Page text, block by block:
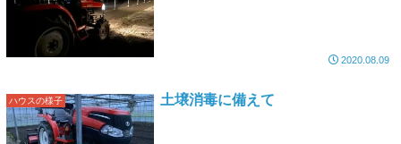
2020.08.09
ハウスの様子 土壌消毒に備えて